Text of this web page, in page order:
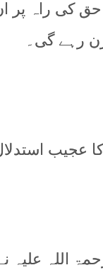
کی راہ پر
رہے گی۔
عجیب
اللہ علیہ